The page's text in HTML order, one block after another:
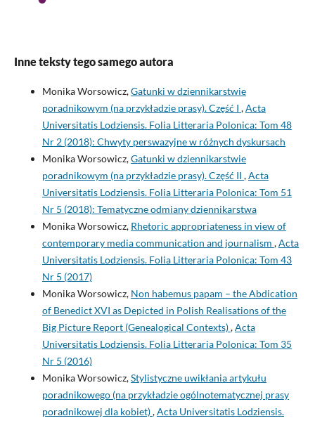
Inne teksty tego samego autora
Monika Worsowicz,Gatunki w dziennikarstwie
poradnikowym (na przykładzie prasy). Część I ,Acta
Universitatis Lodziensis. Folia Litteraria Polonica: Tom 48
Nr 2 (2018): Chwyty perswazyjne w różnych dyskursach
Monika Worsowicz,Gatunki w dziennikarstwie
poradnikowym (na przykładzie prasy). Część II ,Acta
Universitatis Lodziensis. Folia Litteraria Polonica: Tom 51
Nr 5 (2018): Tematyczne odmiany dziennikarstwa
Monika Worsowicz, Rhetoric appropriateness in view of
contemporary media communication and journalism ,Acta
Universitatis Lodziensis. Folia Litteraria Polonica: Tom 43
Nr 5 (2017)
Monika Worsowicz, Non habemus papam – the Abdication
of Benedict XVI as Depicted in Polish Realisations of the
Big Picture Report (Genealogical Contexts),Acta
Universitatis Lodziensis. Folia Litteraria Polonica: Tom 35
Nr 5 (2016)
Monika Worsowicz,Stylistyczne uwikłania artykułu
poradnikowego (na przykładzie ogólnotematycznej prasy
poradnikowej dla kobiet),Acta Universitatis Lodziensis.